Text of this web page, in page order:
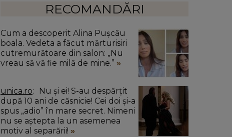
RECOMANDĂRI
Cum a descoperit Alina Pușcău
boala. Vedeta a făcut mărturisiri
cutremurătoare din salon: „Nu
vreau să vă fie milă de mine.”
unica.ro
după 10 ani de căsnicie! Cei doi și-a
spus „adio” în mare secret. Nimeni
nu se aștepta la un asemenea
motiv al separării!